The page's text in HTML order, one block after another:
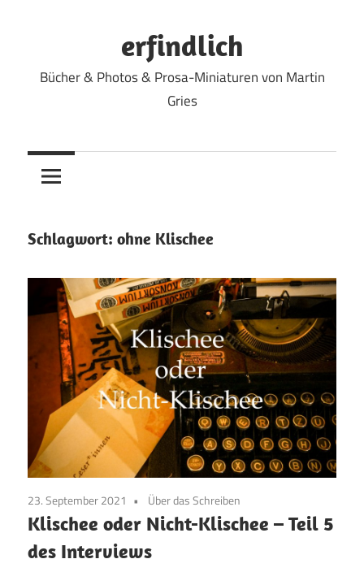
erfindlich
Bücher & Photos & Prosa-Miniaturen von Martin
Gries
Schlagwort: ohne Klischee
23. September 2021 Über das Schreiben
Klischee oder Nicht-Klischee – Teil 5
des Interviews